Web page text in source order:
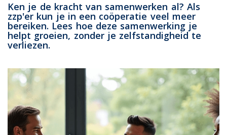
Ken je de kracht van samenwerken al? Als
zzp'er kun je in een coöperatie veel meer
bereiken. Lees hoe deze samenwerking je
helpt groeien, zonder je zelfstandigheid te
verliezen.